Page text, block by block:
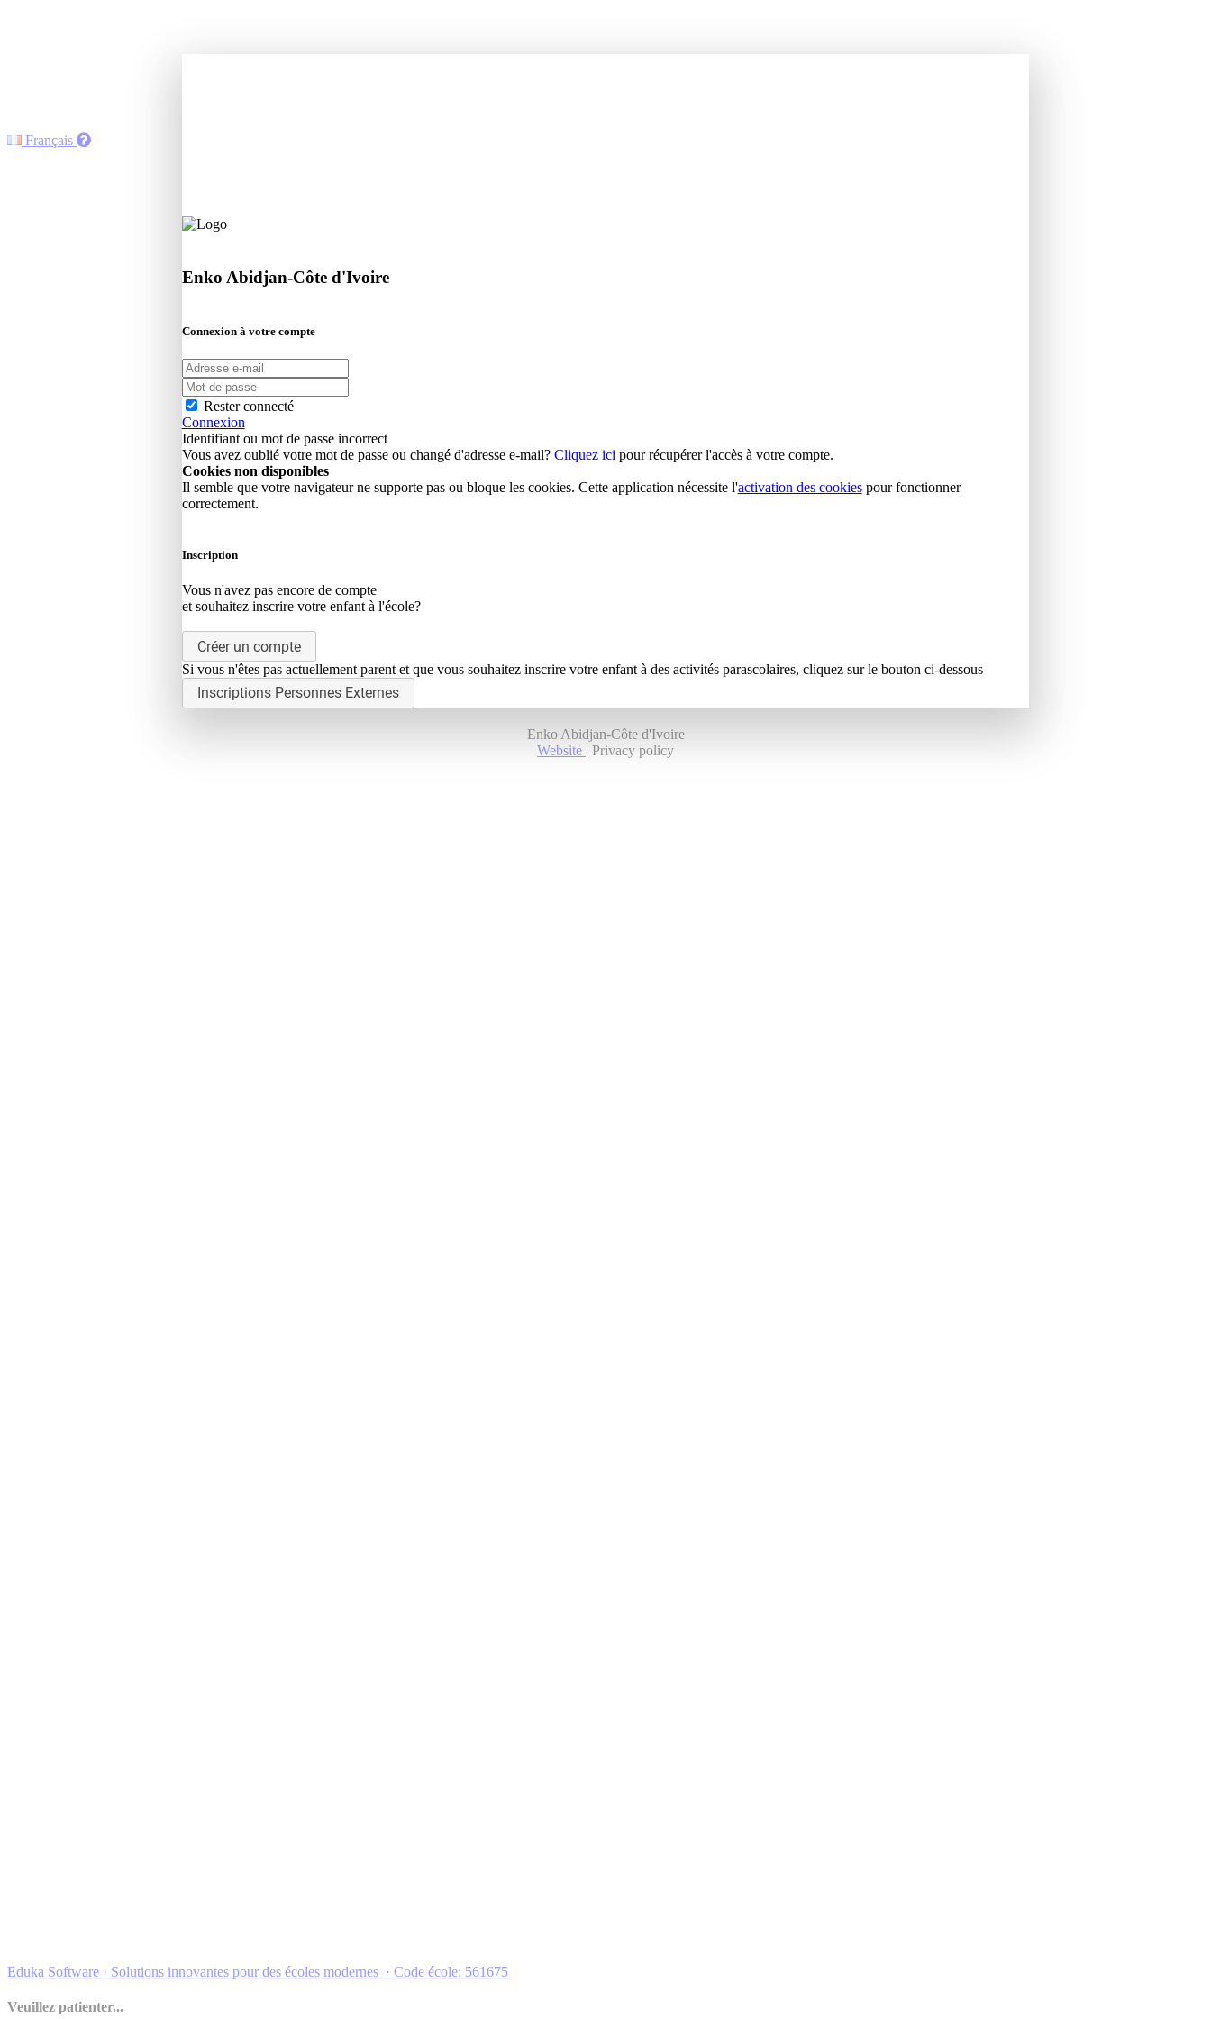
Français
Enko Abidjan-Côte d'Ivoire
Connexion à votre compte
Rester connecté
Connexion
Identifiant ou mot de passe incorrect
Vous avez oublié votre mot de passe ou changé d'adresse e-mail? Cliquez ici pour récupérer l'accès à votre compte.
Cookies non disponibles
Il semble que votre navigateur ne supporte pas ou bloque les cookies. Cette application nécessite l'activation des cookiespour fonctionner
correctement.
Inscription
Vous n'avez pas encore de compte
et souhaitez inscrire votre enfant à l'école?
Créer un compte
Si vous n'êtes pas actuellement parent et que vous souhaitez inscrire votre enfant à des activités parascolaires, cliquez sur le bouton ci-dessous
Inscriptions Personnes Externes
Enko Abidjan-Côte d'Ivoire
Website | Privacy policy
Eduka Software · Solutions innovantes pour des écoles modernes · Code école: 561675
Veuillez patienter...